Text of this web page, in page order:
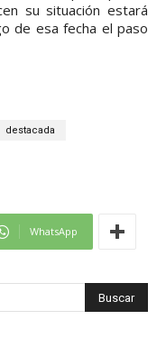
su situación estará
de esa fecha el paso
destacada
WhatsApp